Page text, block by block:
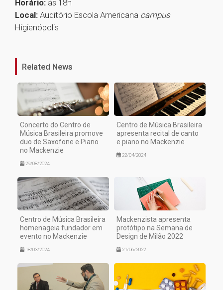
Horário: às 18h
Local: Auditório Escola Americana campus
Higienópolis
Related News
Concerto do Centro de
Música Brasileira promove
duo de Saxofone e Piano
no Mackenzie
29/08/2024
Centro de Música Brasileira
apresenta recital de canto
e piano no Mackenzie
22/04/2024
Centro de Música Brasileira
homenageia fundador em
evento no Mackenzie
18/03/2024
Mackenzista apresenta
protótipo na Semana de
Design de Milão 2022
21/06/2022